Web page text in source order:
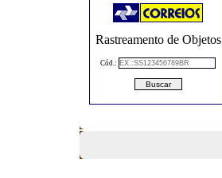
Rastreamento de Objetos
Cód.: